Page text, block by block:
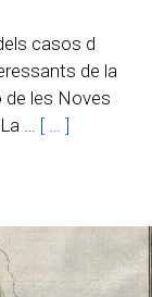
casos d
de la
de les Noves
… [ … ]